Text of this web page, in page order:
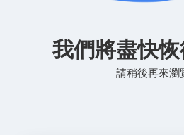
我們將盡快恢
請稍後再來瀏